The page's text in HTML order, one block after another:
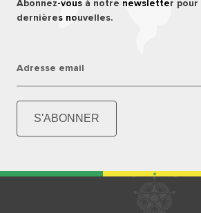
Abonnez-vous à notre newsletter
dernières nouvelles.
Adresse email
S'ABONNER